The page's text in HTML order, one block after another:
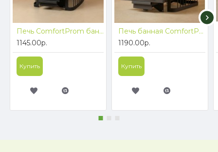
Печь ComfortProm банная ЧУГУН, для парной до 20 кубов, вес 73 кг, длина дров до 40 см, на 130 кг камней, чугунная дверь
1145.00р.
Купить
Печь банная ComfortProm ЧУГУН, для парной до 20 кубов, вес 74 кг, длина дров до 40 см, на 130 кг камней, дверь со стеклом декор
1190.00р.
Купить